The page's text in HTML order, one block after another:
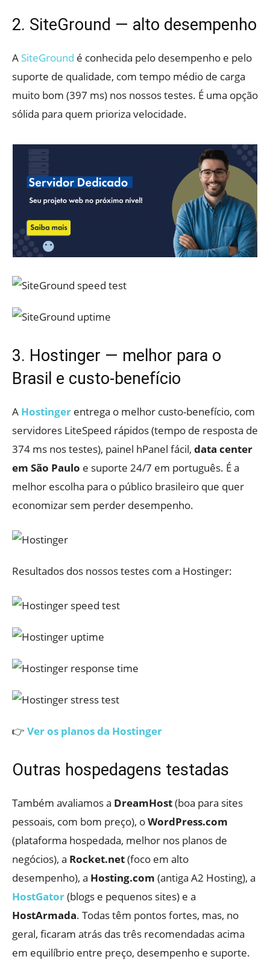
2. SiteGround — alto desempenho
A SiteGround é conhecida pelo desempenho e pelo
suporte de qualidade, com tempo médio de carga
muito bom (397 ms) nos nossos testes. É uma opção
sólida para quem prioriza velocidade.
3. Hostinger — melhor para o
Brasil e custo-benefício
A Hostinger entrega o melhor custo-benefício, com
servidores LiteSpeed rápidos (tempo de resposta de
374 ms nos testes), painel hPanel fácil, data center
em São Paulo e suporte 24/7 em português. É a
melhor escolha para o público brasileiro que quer
economizar sem perder desempenho.
Resultados dos nossos testes com a Hostinger:
👉 Ver os planos da Hostinger
Outras hospedagens testadas
Também avaliamos a DreamHost(boa para sites
pessoais, com bom preço), oWordPress.com
(plataforma hospedada, melhor nos planos de
negócios), a Rocket.net(foco em alto
desempenho), a Hosting.com (antiga A2 Hosting), a
HostGator(blogs e pequenos sites) e a
HostArmada. Todas têm pontos fortes, mas, no
geral, ficaram atrás das três recomendadas acima
em equilíbrio entre preço, desempenho e suporte.